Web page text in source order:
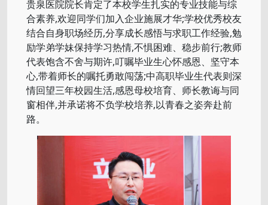
贵泉医院院长肯定了本校学生扎实的专业技能与综
合素养,欢迎同学们加入企业施展才华;学校优秀校友
结合自身职场经历,分享成长感悟与求职工作经验,勉
励学弟学妹保持学习热情,不惧困难、稳步前行;教师
代表饱含不舍与期许,叮嘱毕业生心怀感恩、坚守本
心,带着师长的嘱托勇敢闯荡;中高职毕业生代表则深
情回望三年校园生活,感恩母校培育、师长教诲与同
窗相伴,并承诺将不负学校培养,以青春之姿奔赴前
路。